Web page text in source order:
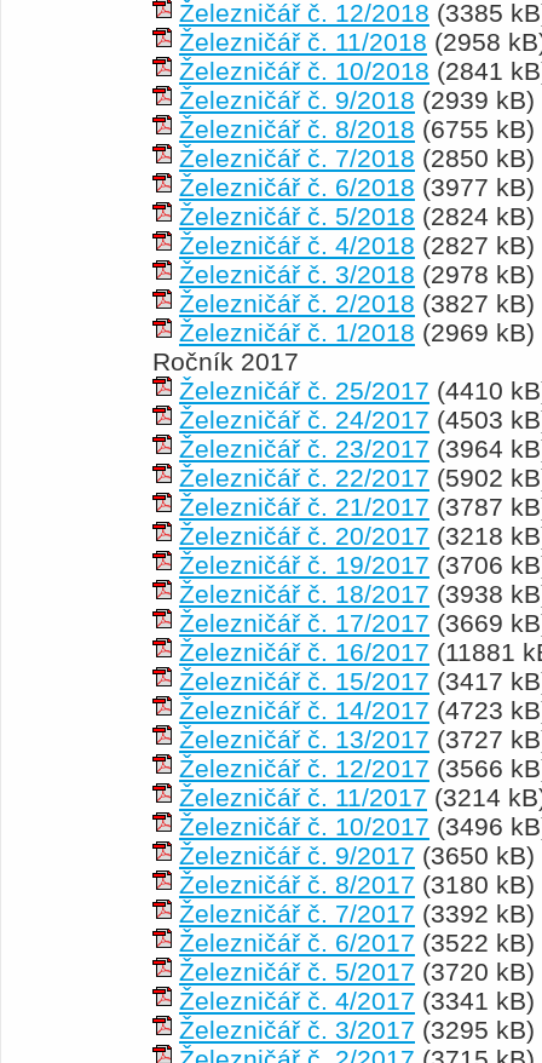
Železničář č. 12/2018 (3385
Železničář č. 11/2018 (2958
Železničář č. 10/2018 (2841
Železničář č. 9/2018 (2939 kB)
Železničář č. 8/2018 (6755 kB)
Železničář č. 7/2018 (2850 kB)
Železničář č. 6/2018 (3977 kB)
Železničář č. 5/2018 (2824 kB)
Železničář č. 4/2018 (2827 kB)
Železničář č. 3/2018 (2978 kB)
Železničář č. 2/2018 (3827 kB)
Železničář č. 1/2018 (2969 kB)
Ročník 2017
Železničář č. 25/2017 (4410
Železničář č. 24/2017 (4503
Železničář č. 23/2017 (3964
Železničář č. 22/2017 (5902
Železničář č. 21/2017 (3787
Železničář č. 20/2017 (3218
Železničář č. 19/2017 (3706
Železničář č. 18/2017 (3938
Železničář č. 17/2017 (3669
Železničář č. 16/2017 (11881
Železničář č. 15/2017 (3417
Železničář č. 14/2017 (4723
Železničář č. 13/2017 (3727
Železničář č. 12/2017 (3566
Železničář č. 11/2017 (3214
Železničář č. 10/2017 (3496
Železničář č. 9/2017 (3650 kB)
Železničář č. 8/2017 (3180 kB)
Železničář č. 7/2017 (3392 kB)
Železničář č. 6/2017 (3522 kB)
Železničář č. 5/2017 (3720 kB)
Železničář č. 4/2017 (3341 kB)
Železničář č. 3/2017 (3295 kB)